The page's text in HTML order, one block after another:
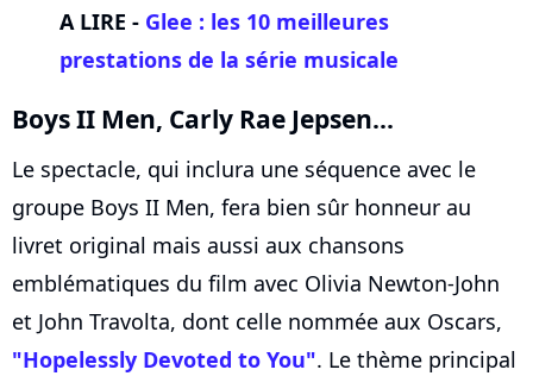
A LIRE - Glee : les 10 meilleures
prestations de la série musicale
Boys II Men, Carly Rae Jepsen...
Le spectacle, qui inclura une séquence avec le
groupe Boys II Men, fera bien sûr honneur au
livret original mais aussi aux chansons
emblématiques du film avec Olivia Newton-John
et John Travolta, dont celle nommée aux Oscars,
"Hopelessly Devoted to You". Le thème principal